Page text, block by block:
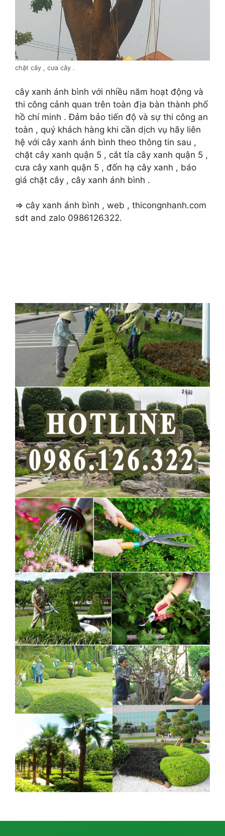
chặt cây , cưa cây .
cây xanh ánh bình với nhiều năm hoạt động và
thi công cảnh quan trên toàn địa bàn thành phố
hồ chí minh . Đảm bảo tiến độ và sự thi công an
toàn , quý khách hàng khi cần dịch vụ hãy liên
hệ với cây xanh ánh bình theo thông tin sau ,
chặt cây xanh quận 5 , cắt tỉa cây xanh quận 5 ,
cưa cây xanh quận 5 , đốn hạ cây xanh , báo
giá chặt cây , cây xanh ánh bình .
=> cây xanh ánh bình , web , thicongnhanh.com
sdt and zalo 0986126322.